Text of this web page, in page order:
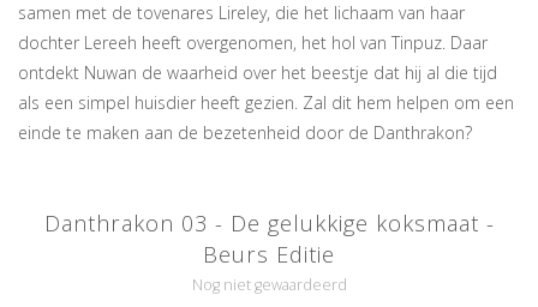
samen met de tovenares Lireley, die het lichaam van haar
dochter Lereeh heeft overgenomen, het hol van Tinpuz. Daar
ontdekt Nuwan de waarheid over het beestje dat hij al die tijd
als een simpel huisdier heeft gezien. Zal dit hem helpen om een
einde te maken aan de bezetenheid door de Danthrakon?
Danthrakon 03 - De gelukkige koksmaat -
Beurs Editie
Nog niet gewaardeerd